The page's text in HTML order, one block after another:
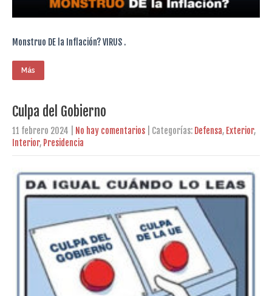
Monstruo DE la Inflación? VIRUS .
Más
Culpa del Gobierno
11 febrero 2024 No hay comentarios | Categorías: Defensa, Exterior,
Interior, Presidencia